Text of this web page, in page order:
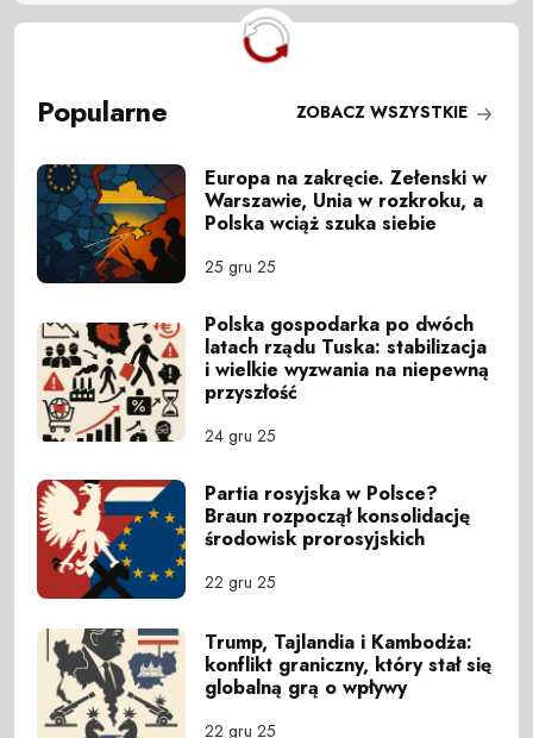
Popularne ZOBACZ WSZYSTKIE
Europa na zakręcie. Zełenski w
Warszawie, Unia w rozkroku, a
Polska wciąż szuka siebie
25 gru 25
Polska gospodarka po dwóch
latach rządu Tuska: stabilizacja
i wielkie wyzwania na niepewną
przyszłość
24 gru 25
Partia rosyjska w Polsce?
Braun rozpoczął konsolidację
środowisk prorosyjskich
22 gru 25
Trump, Tajlandia i Kambodża:
konflikt graniczny, który stał się
globalną grą o wpływy
22 gru 25